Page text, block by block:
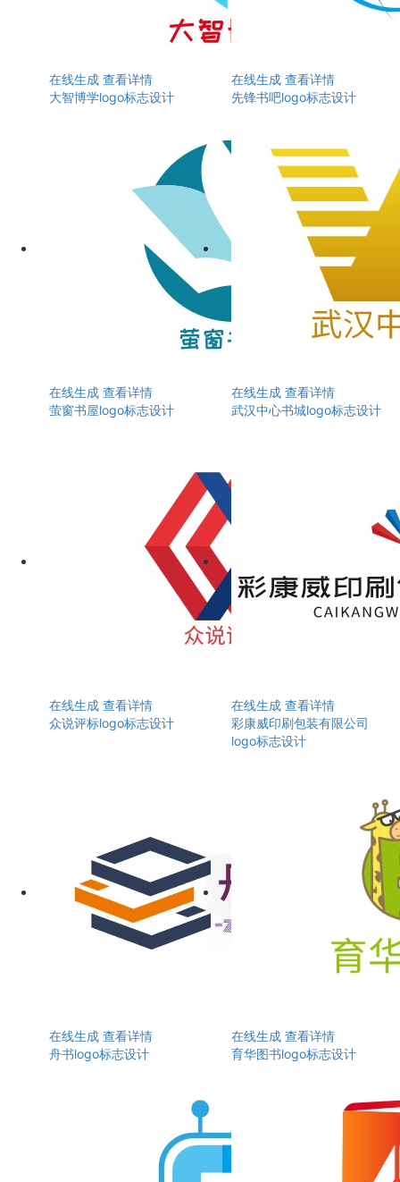
在线生成 查看详情
大智博学logo标志设计
在线生成 查看详情
先锋书吧logo标志设计
在线生成 查看详情
萤窗书屋logo标志设计
在线生成 查看详情
武汉中心书城logo标志设计
在线生成 查看详情
众说评标logo标志设计
在线生成 查看详情
彩康威印刷包装有限公司
logo标志设计
在线生成 查看详情
舟书logo标志设计
在线生成 查看详情
育华图书logo标志设计